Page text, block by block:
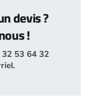
devis ?
!
53 64 32
.